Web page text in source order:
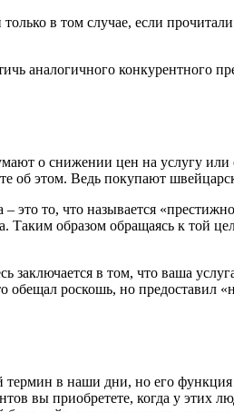
в том случае, если
аналогичного конкурентного
о снижении цен на услугу
об этом. Ведь покупают
– это то, что называется
образом обращаясь к той
заключается в том, что ваша
обещал роскошь, но предоставил
в наши дни, но его
вы приобретете, когда у этих